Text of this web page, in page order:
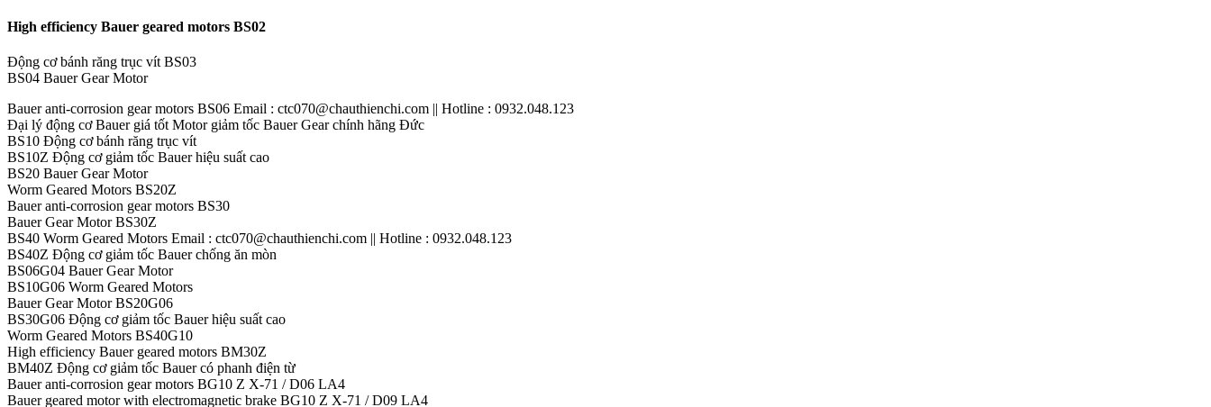
High efficiency Bauer geared motors BS02
Động cơ bánh răng trục vít BS03
BS04 Bauer Gear Motor
Bauer anti-corrosion gear motors BS06 Email : ctc070@chauthienchi.com || Hotline : 0932.048.123
Đại lý động cơ Bauer giá tốt Motor giảm tốc Bauer Gear chính hãng Đức
BS10 Động cơ bánh răng trục vít
BS10Z Động cơ giảm tốc Bauer hiệu suất cao
BS20 Bauer Gear Motor
Worm Geared Motors BS20Z
Bauer anti-corrosion gear motors BS30
Bauer Gear Motor BS30Z
BS40 Worm Geared Motors Email : ctc070@chauthienchi.com || Hotline : 0932.048.123
BS40Z Động cơ giảm tốc Bauer chống ăn mòn
BS06G04 Bauer Gear Motor
BS10G06 Worm Geared Motors
Bauer Gear Motor BS20G06
BS30G06 Động cơ giảm tốc Bauer hiệu suất cao
Worm Geared Motors BS40G10
High efficiency Bauer geared motors BM30Z
BM40Z Động cơ giảm tốc Bauer có phanh điện từ
Bauer anti-corrosion gear motors BG10 Z X-71 / D06 LA4
Bauer geared motor with electromagnetic brake BG10 Z X-71 / D09 LA4